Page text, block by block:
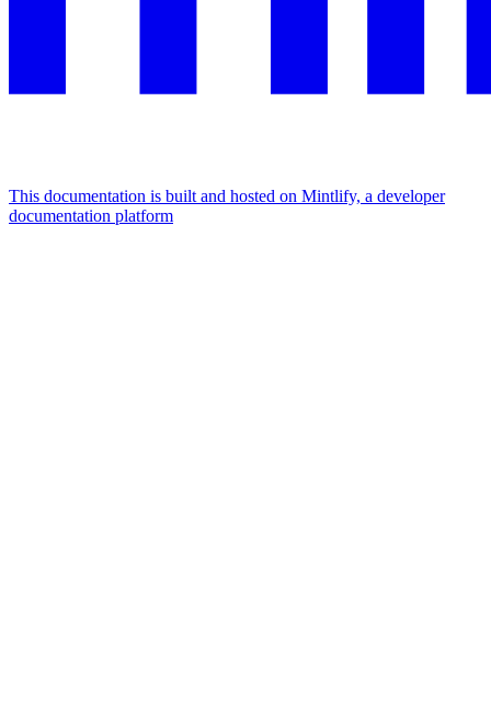
This documentation is built and hosted on Mintlify, a developer
documentation platform